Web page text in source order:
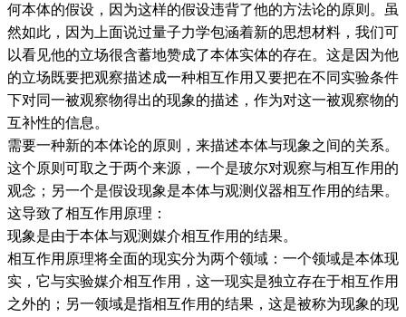
何本体的假设，因为这样的假设违背了他的方法论的原则。虽
然如此，因为上面说过量子力学包涵着新的思想材料，我们可
以看见他的立场很含蓄地赞成了本体实体的存在。这是因为他
的立场既要把观察描述成一种相互作用又要把在不同实验条件
下对同一被观察物得出的现象的描述，作为对这一被观察物的
互补性的信息。
需要一种新的本体论的原则，来描述本体与现象之间的关系。
这个原则可取之于两个来源，一个是玻尔对观察与相互作用的
观念；另一个是假设现象是本体与观测仪器相互作用的结果。
这导致了相互作用原理：
现象是由于本体与观测媒介相互作用的结果。
相互作用原理将全面的现实分为两个领域：一个领域是本体现
实，它与实验媒介相互作用，这一现实是独立存在于相互作用
之外的；另一领域是指相互作用的结果，这是被称为现象的现